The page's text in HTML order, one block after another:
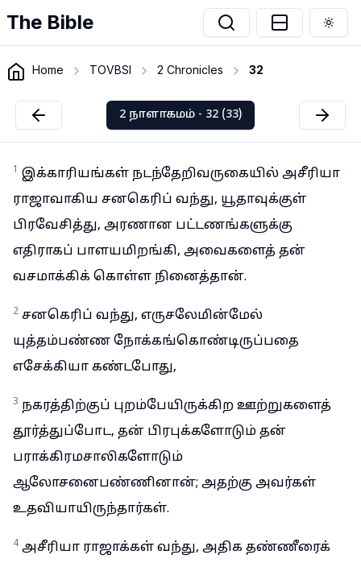
The Bible
Home TOVBSI 2 Chronicles 32
2 நாளாகமம் - 32 (33)
1 இக்காரியங்கள் நடந்தேறிவருகையில் அசீரியா
ராஜாவாகிய சனகெரிப் வந்து, யூதாவுக்குள்
பிரவேசித்து, அரணான பட்டணங்களுக்கு
எதிராகப் பாளயமிறங்கி, அவைகளைத் தன்
வசமாக்கிக் கொள்ள நினைத்தான்.
2 சனகெரிப் வந்து, எருசலேமின்மேல்
யுத்தம்பண்ண நோக்கங்கொண்டிருப்பதை
எசேக்கியா கண்டபோது,
3 நகரத்திற்குப் புறம்பேயிருக்கிற ஊற்றுகளைத்
தூர்த்துப்போட, தன் பிரபுக்களோடும் தன்
பராக்கிரமசாலிகளோடும்
ஆலோசனைபண்ணினான்; அதற்கு அவர்கள்
உதவியாயிருந்தார்கள்.
4 அசீரியா ராஜாக்கள் வந்து, அதிக தண்ணீரைக்